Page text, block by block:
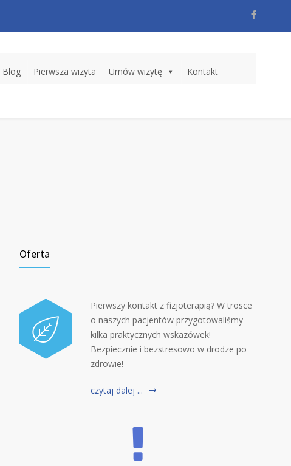
Blog Pierwsza wizyta Umów wizytę Kontakt
Oferta
Pierwszy kontakt z fizjoterapią? W trosce
o naszych pacjentów przygotowaliśmy
kilka praktycznych wskazówek!
Bezpiecznie i bezstresowo w drodze po
zdrowie!
czytaj dalej ...